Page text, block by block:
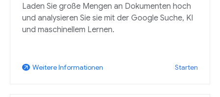
Laden Sie große Mengen an Dokumenten hoch
und analysieren Sie sie mit der Google Suche, KI
und maschinellem Lernen.
arrow_outward Weitere Informationen Starten